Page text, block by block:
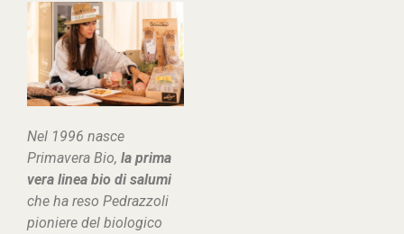
Nel 1996 nasce
Primavera Bio, la prima
vera linea bio di salumi
che ha reso Pedrazzoli
pioniere del biologico